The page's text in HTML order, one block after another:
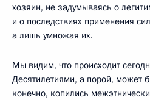
хозяин, не задумываясь о
и о последствиях применения
а лишь умножая их.
Мы видим, что происходит
Десятилетиями, а порой, может
конечно, копились